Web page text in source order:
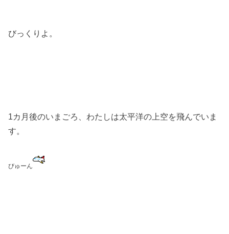
びっくりよ。
1カ月後のいまごろ、わたしは太平洋の上空を飛んでいま
す。
びゅーん